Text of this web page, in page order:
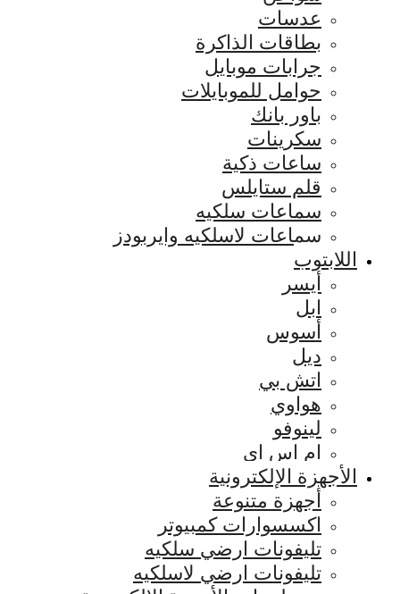
عدسات
بطاقات الذاكرة
جرابات موبايل
حوامل للموبايلات
باور بانك
سكرينات
ساعات ذكية
قلم ستايلس
سماعات سلكيه
سماعات لاسلكيه وايربودز
اللابتوب
أيسر
ابل
أسوس
ديل
اتش بي
هواوي
لينوفو
ام اس اي
الأجهزة الإلكترونية
أجهزة متنوعة
اكسسوارات كمبيوتر
تليفونات ارضي سلكيه
تليفونات ارضي لاسلكيه